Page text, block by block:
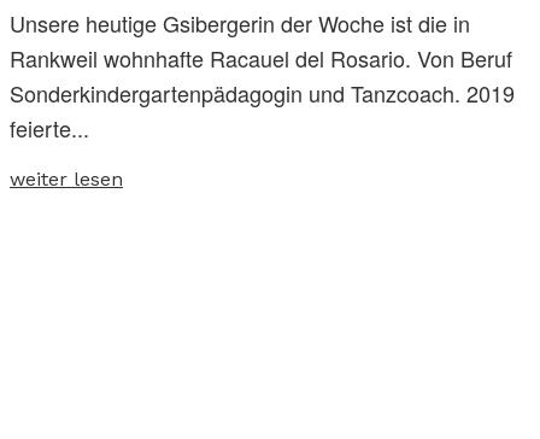
Unsere heutige Gsibergerin der Woche ist die in
Rankweil wohnhafte Racauel del Rosario. Von Beruf
Sonderkindergartenpädagogin und Tanzcoach. 2019
feierte...
weiter lesen